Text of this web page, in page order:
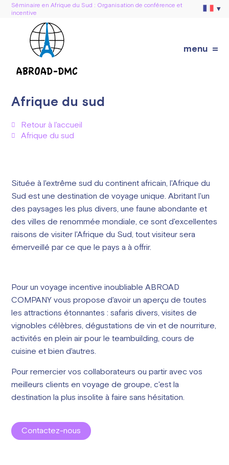
Séminaire en Afrique du Sud : Organisation de conférence et
incentive
menu
Afrique du sud
Retour à l'accueil
Afrique du sud
Située à l'extrême sud du continent africain, l'Afrique du
Sud est une destination de voyage unique. Abritant l'un
des paysages les plus divers, une faune abondante et
des villes de renommée mondiale, ce sont d'excellentes
raisons de visiter l'Afrique du Sud, tout visiteur sera
émerveillé par ce que le pays a à offrir.
Pour un voyage incentive inoubliable ABROAD
COMPANY vous propose d'avoir un aperçu de toutes
les attractions étonnantes : safaris divers, visites de
vignobles célèbres, dégustations de vin et de nourriture,
activités en plein air pour le teambuilding, cours de
cuisine et bien d'autres.
Pour remercier vos collaborateurs ou partir avec vos
meilleurs clients en voyage de groupe, c'est la
destination la plus insolite à faire sans hésitation.
Contactez-nous